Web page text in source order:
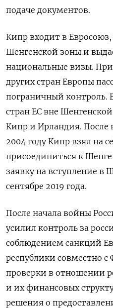
подаче документов.
Кипр входит в
Шенгенской зоны и
национальные визы. При
других стран Европы
пограничный контроль.
стран ЕС вне
Кипр и Ирландия. После
2004 году Кипр взял на
присоединиться к
заявку на вступление в
сентябре 2019 года.
После начала войны
усилил контроль за
соблюдением санкций
республики совместно
проверки в отношении
и их финансовых
решения о